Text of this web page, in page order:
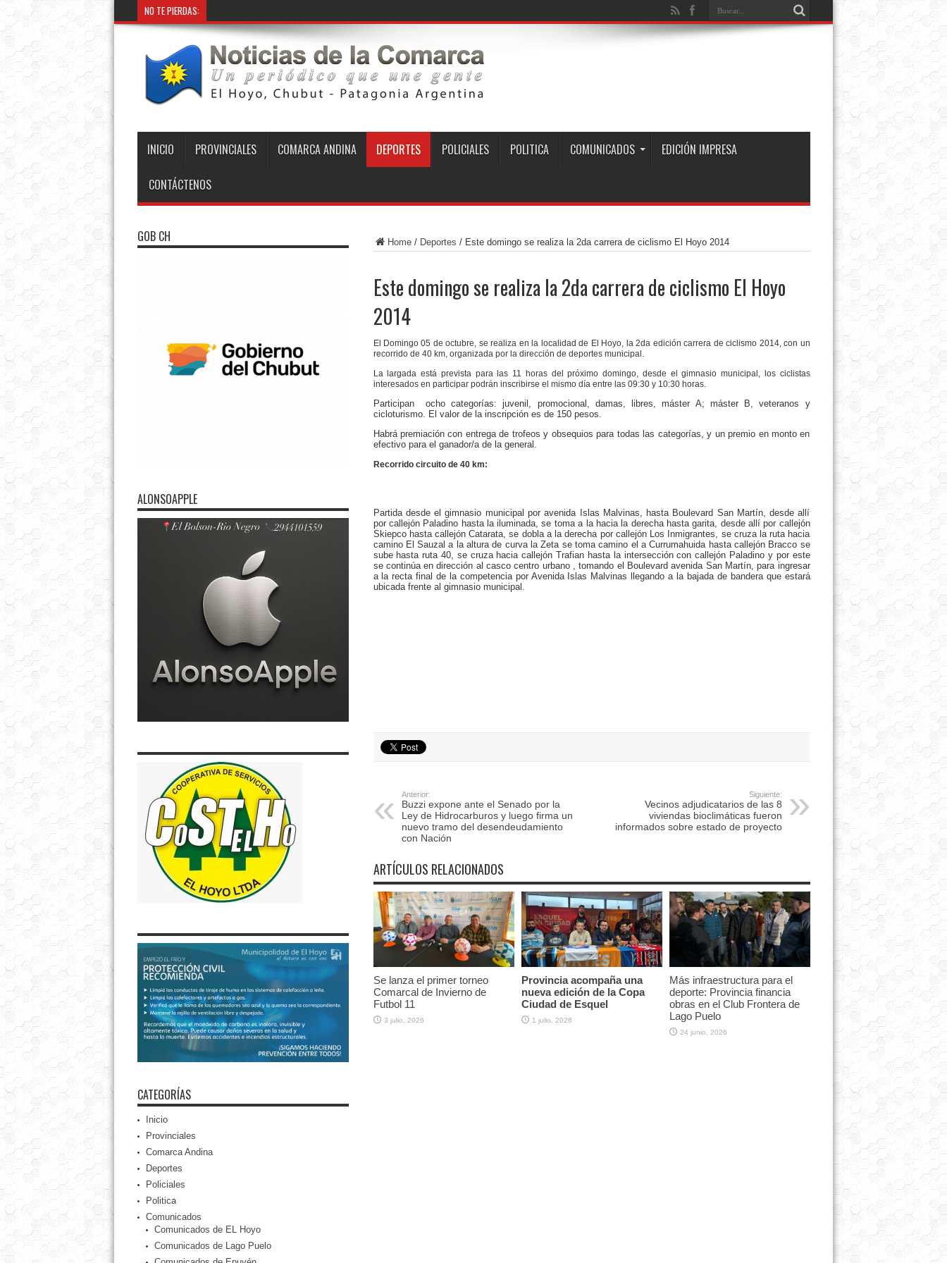
NO TE PIERDAS:
INICIO PROVINCIALES COMARCA ANDINA DEPORTES POLICIALES POLITICA COMUNICADOS EDICIÓN IMPRESA
CONTÁCTENOS
Home/ Deportes / Este domingo se realiza la 2da carrera de ciclismo El Hoyo 2014
Este domingo se realiza la 2da carrera de ciclismo El Hoyo
2014
El Domingo 05 de octubre, se realiza en la localidad de El Hoyo, la 2da edición carrera de ciclismo 2014, con un
recorrido de 40 km, organizada por la dirección de deportes municipal.
La largada está prevista para las 11 horas del próximo domingo, desde el gimnasio municipal, los ciclistas
interesados en participar podrán inscribirse el mismo día entre las 09:30 y 10:30 horas.
Participan ocho categorías: juvenil, promocional, damas, libres, máster A; máster B, veteranos y
cicloturismo. El valor de la inscripción es de 150 pesos.
Habrá premiación con entrega de trofeos y obsequios para todas las categorías, y un premio en monto en
efectivo para el ganador/a de la general.
Recorrido circuito de 40 km:
Partida desde el gimnasio municipal por avenida Islas Malvinas, hasta Boulevard San Martín, desde allí
por callejón Paladino hasta la iluminada, se toma a la hacia la derecha hasta garita, desde allí por callejón
Skiepco hasta callejón Catarata, se dobla a la derecha por callejón Los Inmigrantes, se cruza la ruta hacia
camino El Sauzal a la altura de curva la Zeta se toma camino el a Currumahuida hasta callejón Bracco se
sube hasta ruta 40, se cruza hacia callejón Trafian hasta la intersección con callejón Paladino y por este
se continúa en dirección al casco centro urbano , tomando el Boulevard avenida San Martín, para ingresar
a la recta final de la competencia por Avenida Islas Malvinas llegando a la bajada de bandera que estará
ubicada frente al gimnasio municipal.
Anterior:
Buzzi expone ante el Senado por la
Ley de Hidrocarburos y luego firma un
nuevo tramo del desendeudamiento
con Nación
Siguiente:
Vecinos adjudicatarios de las 8
viviendas bioclimáticas fueron
informados sobre estado de proyecto
ARTÍCULOS RELACIONADOS
Se lanza el primer torneo
Comarcal de Invierno de
Futbol 11
3 julio, 2026
Provincia acompaña una
nueva edición de la Copa
Ciudad de Esquel
1 julio, 2026
Más infraestructura para el
deporte: Provincia financia
obras en el Club Frontera de
Lago Puelo
24 junio, 2026
GOB CH
ALONSOAPPLE
CATEGORÍAS
Inicio
Provinciales
Comarca Andina
Deportes
Policiales
Politica
Comunicados
Comunicados de EL Hoyo
Comunicados de Lago Puelo